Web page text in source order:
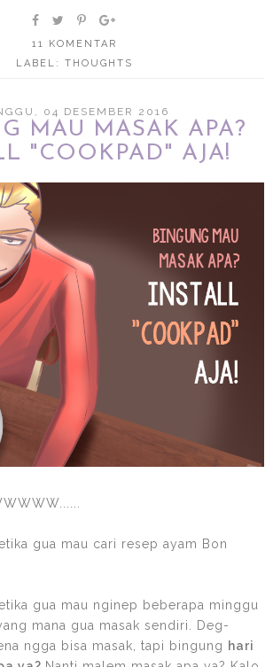
11 KOMENTAR
LABEL: THOUGHTS
04 DESEMBER 2016
MAU MASAK APA?
"COOKPAD" AJA!
gua mau cari resep ayam Bon
gua mau nginep beberapa minggu
mana gua masak sendiri. Deg-
ngga bisa masak, tapi bingung hari